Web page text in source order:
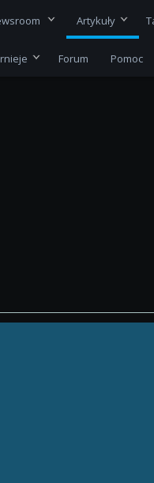
Artykuły
Forum Pomoc